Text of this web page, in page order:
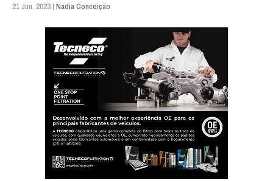
21 Jun. 2023 | Nádia Conceição